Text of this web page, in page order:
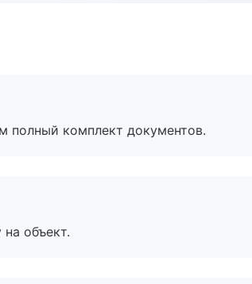
полный комплект документов.
объект.